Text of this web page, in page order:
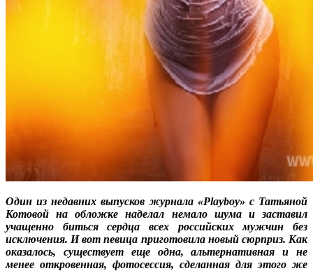
Один из недавних выпусков журнала «Playboy» с Татьяной
Котовой на обложке наделал немало шума и заставил
учащенно биться сердца всех российских мужчин без
исключения. И вот певица приготовила новый сюрприз. Как
оказалось, существует еще одна, альтернативная и не
менее откровенная, фотосессия, сделанная для этого же